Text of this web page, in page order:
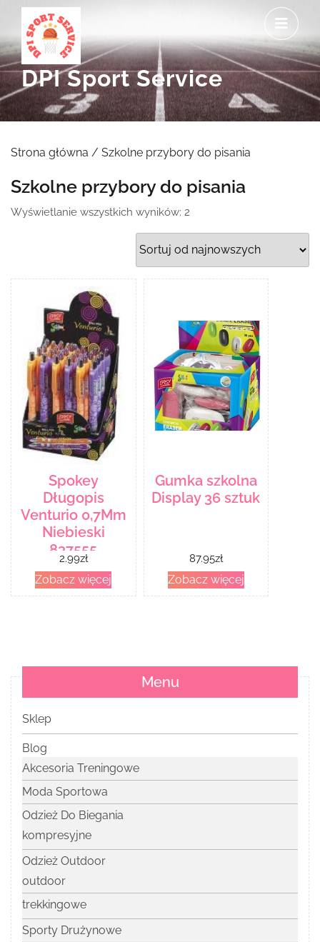
content
DPI Sport Service
Strona główna / Szkolne przybory do pisania
Szkolne przybory do pisania
Wyświetlanie wszystkich wyników: 2
według
najnowszych
Spokey
Długopis
Venturio 0,7Mm
Niebieski
837555
2.99zł
Zobacz więcej
Gumka szkolna
Display 36 sztuk
87.95zł
Zobacz więcej
Menu
Sklep
Blog
Akcesoria Treningowe
Moda Sportowa
Odzież Do Biegania
kompresyjne
Odzież Outdoor
outdoor
trekkingowe
Sporty Drużynowe